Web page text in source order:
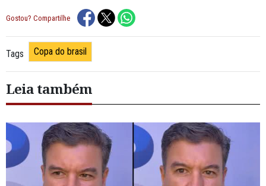
Gostou? Compartilhe
Tags Copa do brasil
Leia também